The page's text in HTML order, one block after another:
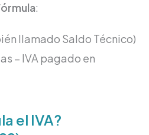
:
llamado Saldo Técnico)
– IVA pagado en
el IVA?